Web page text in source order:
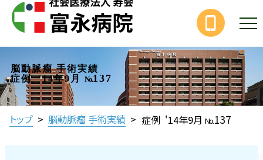
脳動脈瘤 手術実績
症例 '14年9月
No.137
トップ > 脳動脈瘤 手術実績 > 症例 '14年9月 No.137